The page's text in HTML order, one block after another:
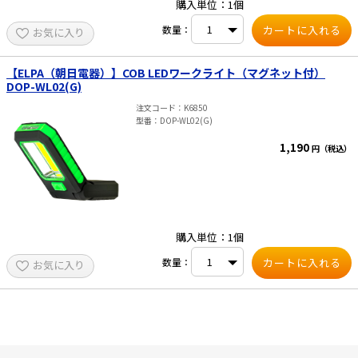
お気に入り
購入単位：1個
数量：
【ELPA（朝日電器）】COB LEDワークライト（マグネット付）
DOP-WL02(G)
注文コード
K6850
型番
DOP-WL02(G)
1,190 円（税込）
お気に入り
購入単位：1個
数量：